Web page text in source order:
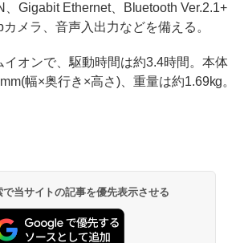
、Gigabit Ethernet、Bluetooth Ver.2.1+
メラ、音声入出力などを備える。
オンで、駆動時間は約3.4時間。本体
幅×奥行き×高さ)、重量は約1.69kg。
当サイトの記事を優先表示させる